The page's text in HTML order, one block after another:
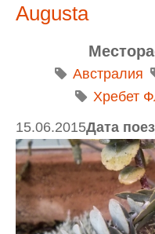
Augusta
Австралия
Хребет
Дата
15.06.2015